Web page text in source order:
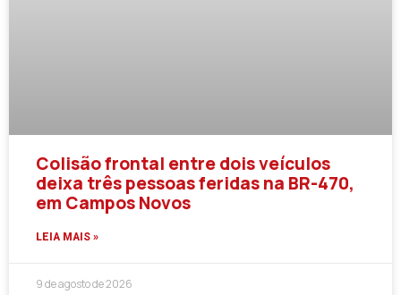
Colisão frontal entre dois veículos
deixa três pessoas feridas na BR-470,
em Campos Novos
LEIA MAIS »
9 de agosto de 2026